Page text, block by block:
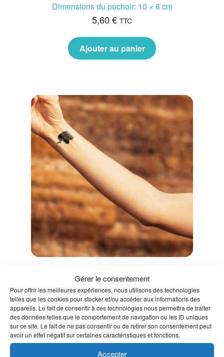
Gérer le consentement
Pour offrir les meilleures expériences, nous utilisons des technologies
telles que les cookies pour stocker et/ou accéder aux informations des
appareils. Le fait de consentir à ces technologies nous permettra de traiter
des données telles que le comportement de navigation ou les ID uniques
sur ce site. Le fait de ne pas consentir ou de retirer son consentement peut
avoir un effet négatif sur certaines caractéristiques et fonctions.
Accepter
Dimensions du pochoir: 10 × 8 cm
5,60€ TTC
Ajouter au panier
Pochoir Eléphant origami
Dimensions du pochoir: 7,5 × 7,5 cm
3,50€ TTC
Ajouter au panier